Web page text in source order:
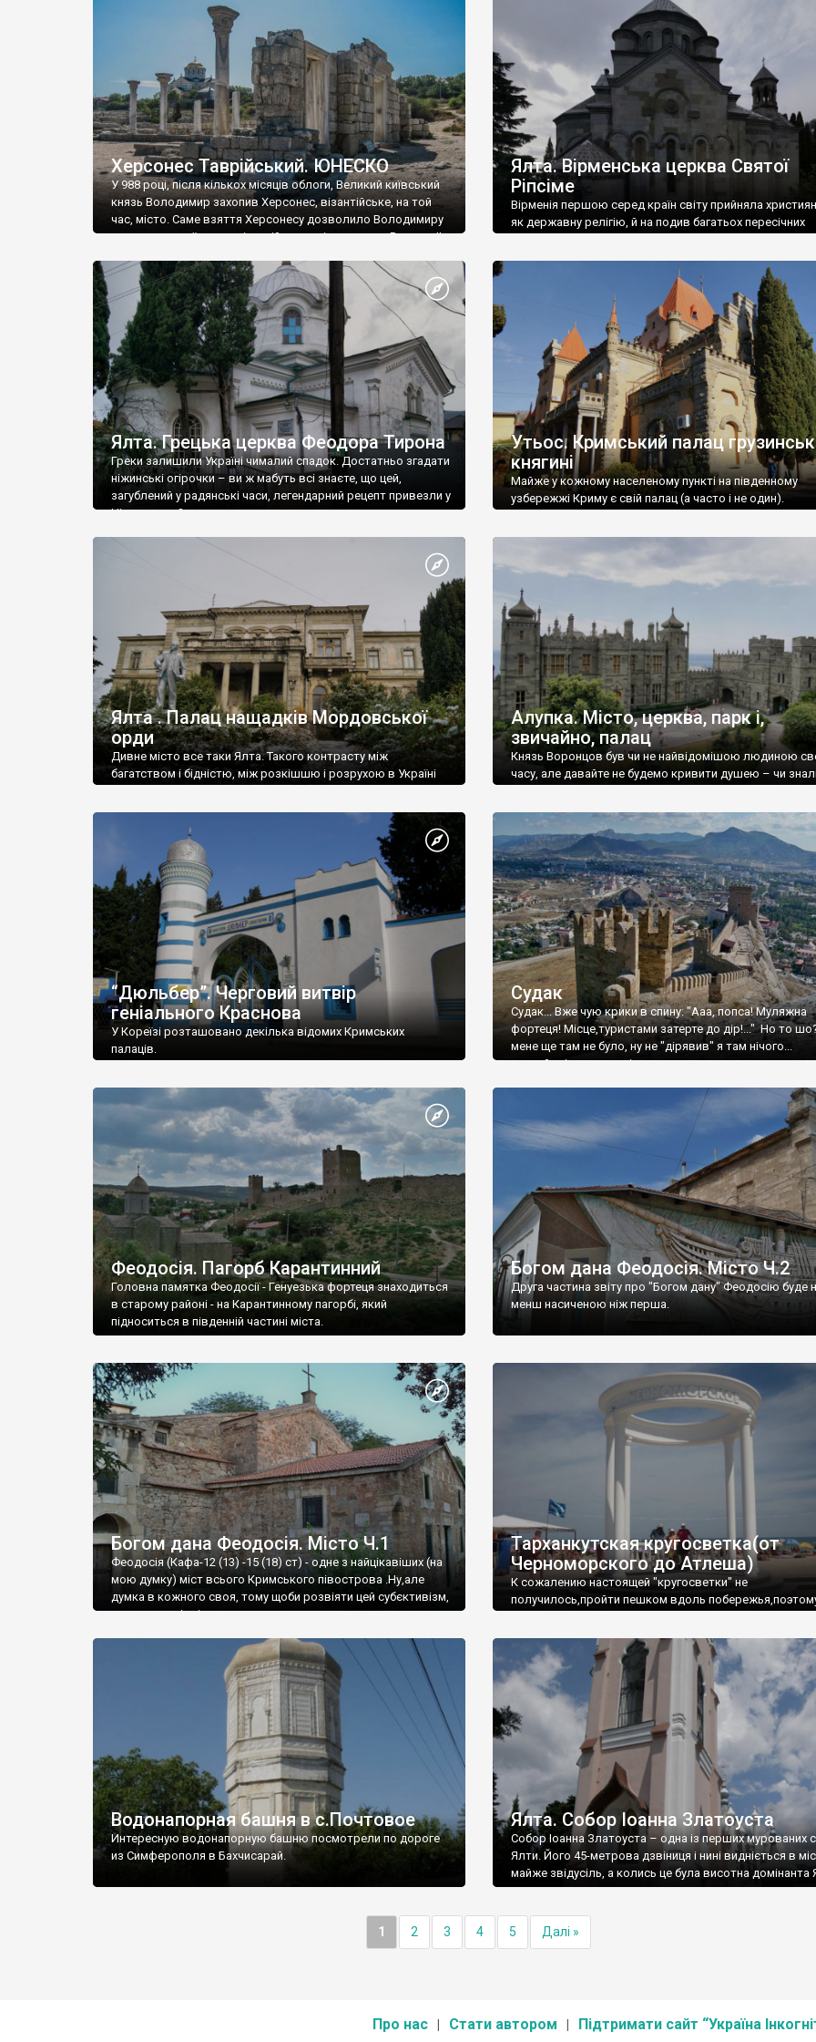
візантійської доби. Раритети викрадені з фондів об’єкту
культурної спадщини ЮНЕСКО «Херсонеса Таврійського».
Офіційно – на виставку «Золото Візантії», але експерти та
влада в Україні вважають це лише […]
називаються «повстяками» (postaki)…” “Вино. Крим
виробляє відмінне вино і його вдосталь: воно все
легке біле і дуже […]
Херсонес Таврійський. ЮНЕСКО
У 988 році, після кількох місяців облоги, Великий київський
князь Володимир захопив Херсонес, візантійське, на той
час, місто. Саме взяття Херсонесу дозволило Володимиру
диктувати свої умови візантійському імператору Василю ІІ,
Херсонесі Володимир-язичник, став Василем-
християнином. А потім було Хрещення Русі. На честь
Херсонесу Таврійського названо місто […]
Ялта. Вірменська церква Святої
Ріпсіме
Вірменія першою серед країн світу прийняла
як державну релігію, й на подив багатьох пересічних
Ялта. Грецька церква Феодора Тирона
Греки залишили Україні чималий спадок. Достатньо згадати
ніжинські огірочки – ви ж мабуть всі знаєте, що цей,
загублений у радянські часи, легендарний рецепт привезли у
Ніжин греки?
Утьос. Кримський палац
княгині
Майже у кожному населеному пункті на південному
узбережжі Криму є свій палац (а часто і не один).
Ялта . Палац нащадків Мордовської
орди
Дивне місто все таки Ялта. Такого контрасту між
багатством і бідністю, між розкішшю і розрухою в Україні
Алупка. Місто, церква, парк і,
звичайно, палац
Князь Воронцов був чи не найвідомішою людиною
часу, але давайте не будемо кривити душею – чи
“Дюльбер”. Черговий витвір
геніального Краснова
У Кореїзі розташовано декілька відомих Кримських
палаців.
Судак
Судак... Вже чую крики в спину: "Ааа, попса! Муляжна
фортеця! Місце,туристами затерте до дір!..." Но то
мене ще там не було, ну не "дірявив" я там нічого...
принаймні до цього літа.
Феодосія. Пагорб Карантинний
Головна памятка Феодосії - Генуезька фортеця знаходиться
в старому районі - на Карантинному пагорбі, який
підноситься в південній частині міста.
Богом дана Феодосія. Місто Ч.2
Друга частина звіту про "Богом дану" Феодосію буде
менш насиченою ніж перша.
Богом дана Феодосія. Місто Ч.1
Феодосія (Кафа-12 (13) -15 (18) ст) - одне з найцікавіших (на
мою думку) міст всього Кримського півострова .Ну,але
думка в кожного своя, тому щоби розвіяти цей субєктивізм,
запрошую відвідати це
Тарханкутская кругосветка(от
Черноморского до Атлеша)
К сожалению настоящей "кругосветки" не
получилось,пройти пешком вдоль
Водонапорная башня в с.Почтовое
Интересную водонапорную башню посмотрели по дороге
из Симферополя в Бахчисарай.
Ялта. Собор Іоанна Златоуста
Собор Іоанна Златоуста – одна із перших мурованих
Ялти. Його 45-метрова дзвіниця і нині видніється в
майже звідусіль, а колись це була висотна домінанта
1 2 3 4 5 Далі »
Про нас Стати автором Підтримати сайт “Україна